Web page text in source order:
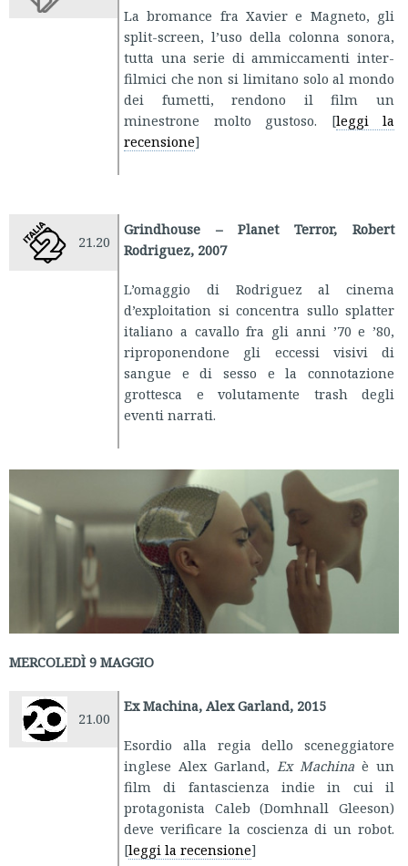
La bromance fra Xavier e Magneto, gli
split-screen, l’uso della colonna sonora,
tutta una serie di ammiccamenti inter-
filmici che non si limitano solo al mondo
dei fumetti, rendono il film un
minestrone molto gustoso. [leggi la
recensione]
21.20
Grindhouse – Planet Terror, Robert
Rodriguez, 2007
L’omaggio di Rodriguez al cinema
d’exploitation si concentra sullo splatter
italiano a cavallo fra gli anni ’70 e ’80,
riproponendone gli eccessi visivi di
sangue e di sesso e la connotazione
grottesca e volutamente trash degli
eventi narrati.
MERCOLEDÌ 9 MAGGIO
21.00
Ex Machina, Alex Garland, 2015
Esordio alla regia dello sceneggiatore
inglese Alex Garland, Ex Machina è un
film di fantascienza indie in cui il
protagonista Caleb (Domhnall Gleeson)
deve verificare la coscienza di un robot.
[leggi la recensione]